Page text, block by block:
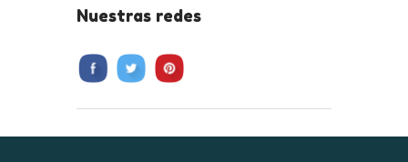
Nuestras redes